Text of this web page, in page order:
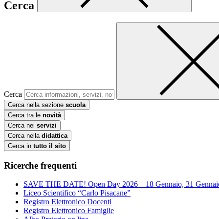
Cerca
Cerca
Cerca nella sezione scuola
Cerca tra le novità
Cerca nei servizi
Cerca nella didattica
Cerca in tutto il sito
Ricerche frequenti
SAVE THE DATE! Open Day 2026 – 18 Gennaio, 31
Liceo Scientifico “Carlo Pisacane”
Registro Elettronico Docenti
Registro Elettronico Famiglie